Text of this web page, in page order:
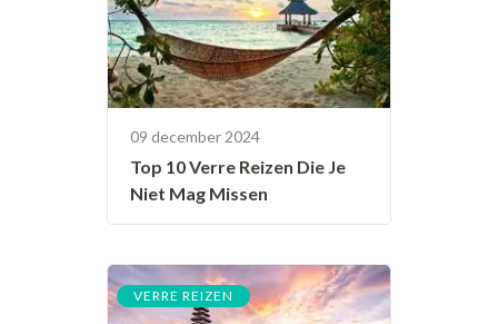
09 december 2024
Top 10 Verre Reizen Die Je
Niet Mag Missen
VERRE REIZEN